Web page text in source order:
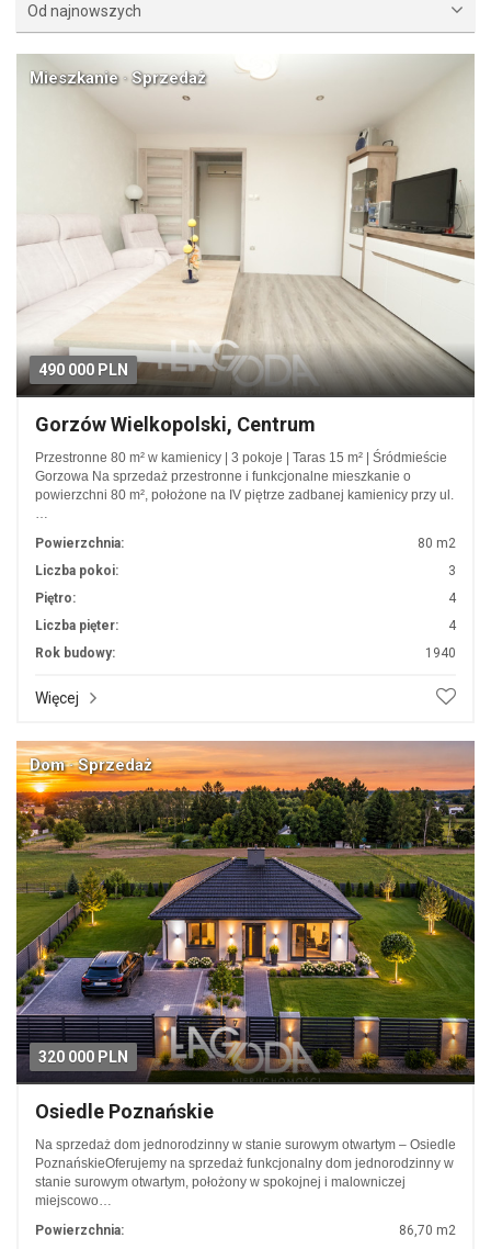
Od najnowszych
490 000 PLN
Mieszkanie · Sprzedaż
Gorzów Wielkopolski, Centrum
Przestronne 80 m² w kamienicy | 3 pokoje | Taras 15 m² | Śródmieście
Gorzowa Na sprzedaż przestronne i funkcjonalne mieszkanie o
powierzchni 80 m², położone na IV piętrze zadbanej kamienicy przy ul.
…
Powierzchnia:
80 m2
Liczba pokoi:
3
Piętro:
4
Liczba pięter:
4
Rok budowy:
1940
Więcej
320 000 PLN
Dom · Sprzedaż
Osiedle Poznańskie
Na sprzedaż dom jednorodzinny w stanie surowym otwartym – Osiedle
PoznańskieOferujemy na sprzedaż funkcjonalny dom jednorodzinny w
stanie surowym otwartym, położony w spokojnej i malowniczej
miejscowo…
Powierzchnia:
86,70 m2